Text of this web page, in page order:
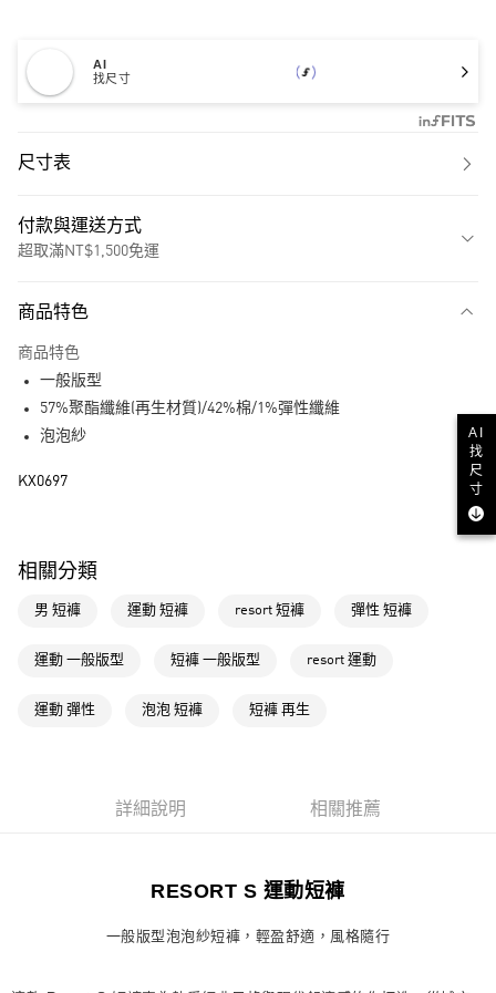
AI
找尺寸
尺寸表
付款與運送方式
超取滿NT$1,500免運
LINE Pay
每筆NT$80，滿NT$1,500(含以上)免運費
付款後全家取貨
每筆NT$80，滿NT$1,500(含以上)免運費
每筆NT$80，滿NT$1,500(含以上)免運費
商品特色
商品特色
一般版型
57%聚酯纖維(再生材質)/42%棉/1%彈性纖維
泡泡紗
KX0697
相關分類
男 短褲 運動 短褲 resort 短褲 彈性 短褲
運動 一般版型 短褲 一般版型 resort 運動
運動 彈性 泡泡 短褲 短褲 再生
詳細說明 相關推薦
RESORT S 運動短褲
一般版型泡泡紗短褲，輕盈舒適，風格隨行
AI
找
尺
寸